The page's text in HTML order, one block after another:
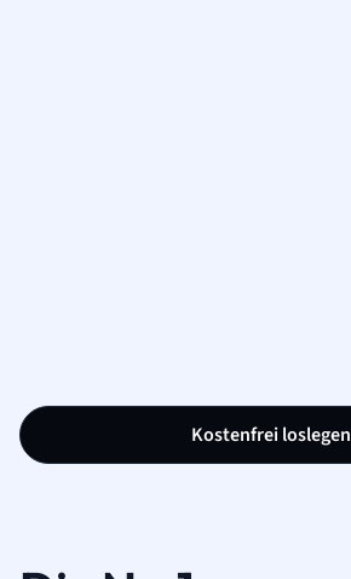
Kostenfrei loslegen